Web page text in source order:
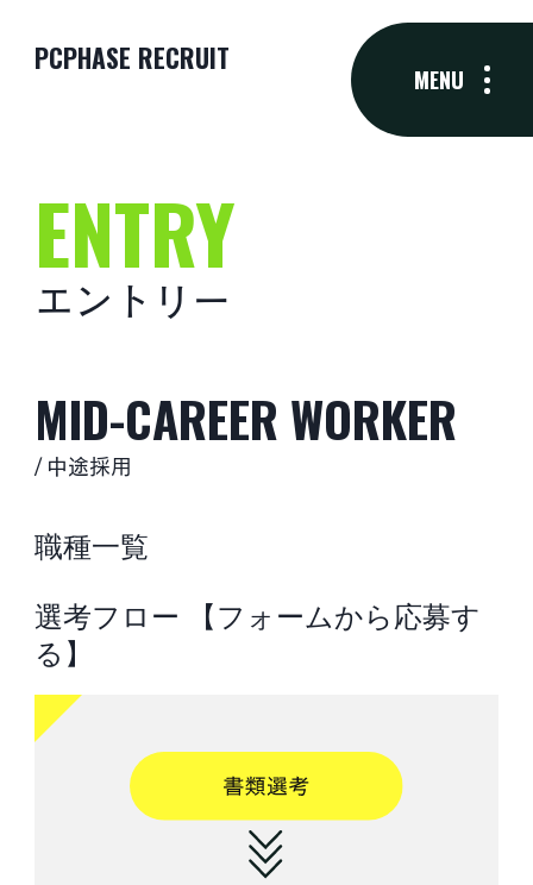
PCPHASE RECRUIT
MENU
ENTRY
エントリー
MID-CAREER WORKER
中途採用
職種一覧
選考フロー 【フォームから応募す
る】